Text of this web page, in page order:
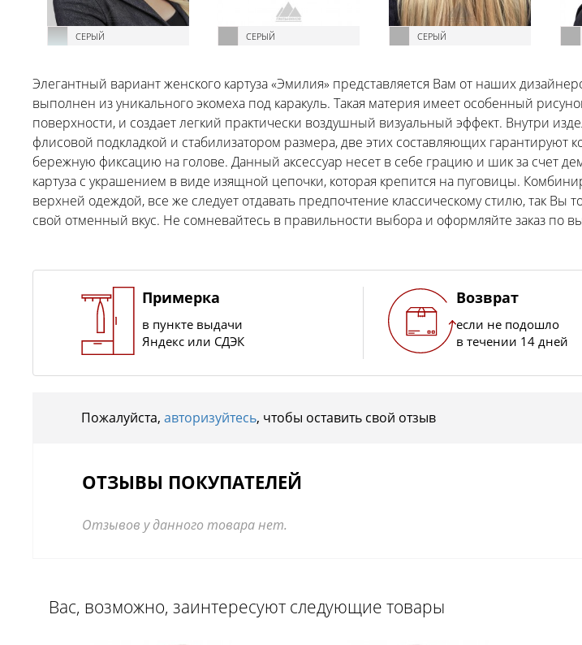
СЕРЫЙ СЕРЫЙ СЕРЫЙ
Элегантный вариант женского картуза «Эмилия» представляется Вам от наших
выполнен из уникального экомеха под каракуль. Такая материя имеет особенный
поверхности, и создает легкий практически воздушный визуальный эффект. Внутри
флисовой подкладкой и стабилизатором размера, две этих составляющих гарантируют
бережную фиксацию на голове. Данный аксессуар несет в себе грацию и шик за счет
картуза с украшением в виде изящной цепочки, которая крепится на пуговицы.
верхней одеждой, все же следует отдавать предпочтение классическому стилю, так Вы
свой отменный вкус. Не сомневайтесь в правильности выбора и оформляйте заказ по
Примерка
в пункте выдачи
Яндекс или СДЭК
Возврат
если не подошло
в течении 14 дней
Пожалуйста, авторизуйтесь, чтобы оставить свой отзыв
ОТЗЫВЫ ПОКУПАТЕЛЕЙ
Отзывов у данного товара нет.
Вас, возможно, заинтересуют следующие товары